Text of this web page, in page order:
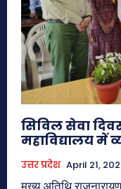
सिविल सेवा
महाविद्यालय में
उत्तर प्रदेश April 21,
मुख्य अतिथि